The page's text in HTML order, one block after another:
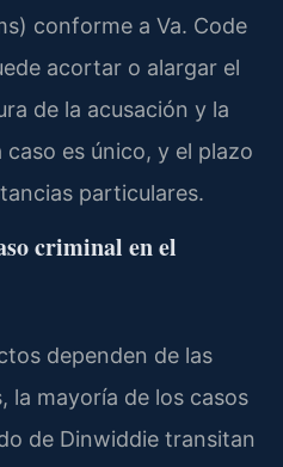
conforme a Va. Code
acortar o alargar el
de la acusación y la
es único, y el plazo
particulares.
criminal en el
dependen de las
la mayoría de los casos
de Dinwiddie transitan